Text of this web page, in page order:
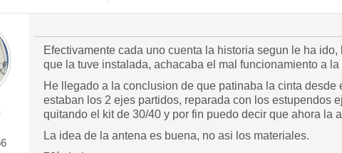
Efectivamente cada uno cuenta la historia segun le ha
que la tuve instalada, achacaba el mal funcionamiento a
He llegado a la conclusion de que patinaba la cinta
estaban los 2 ejes partidos, reparada con los estupendos
quitando el kit de 30/40 y por fin puedo decir que ahora la
La idea de la antena es buena, no asi los materiales.